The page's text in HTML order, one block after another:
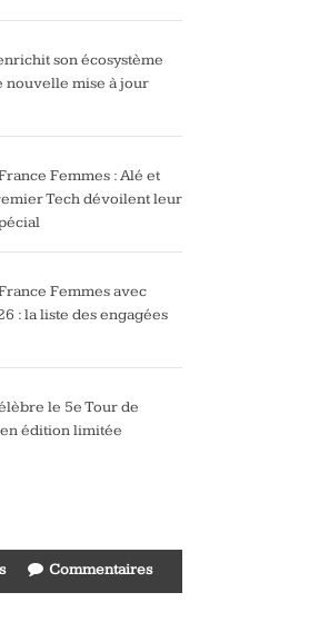
son écosystème
nouvelle mise à jour
Femmes : Alé et
Tech dévoilent leur
Femmes avec
: la liste des engagées
le 5e Tour de
édition limitée
Commentaires